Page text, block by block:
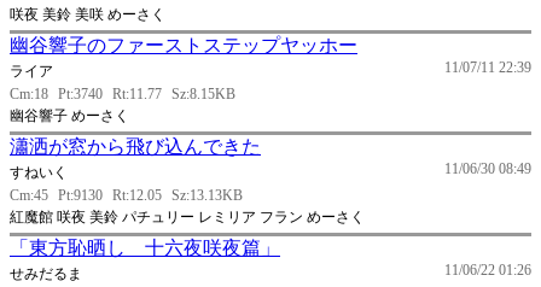
咲夜 美鈴 美咲 めーさく
幽谷響子のファーストステップヤッホー
11/07/11 22:39
ライア
Cm:18 Pt:3740 Rt:11.77 Sz:8.15KB
幽谷響子 めーさく
瀟洒が窓から飛び込んできた
11/06/30 08:49
すねいく
Cm:45 Pt:9130 Rt:12.05 Sz:13.13KB
紅魔館 咲夜 美鈴 パチュリー レミリア フラン めーさく
「東方恥晒し 十六夜咲夜篇」
11/06/22 01:26
せみだるま